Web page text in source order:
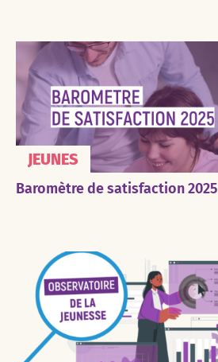
JEUNES
Baromètre de satisfaction 2025